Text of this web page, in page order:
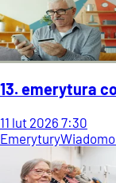
13. emerytura
11 lut 2026 7:30
Emerytury